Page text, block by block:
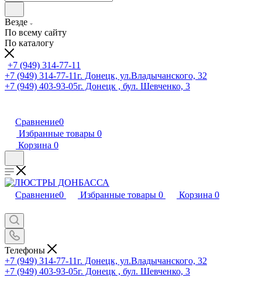
Везде
По всему сайту
По каталогу
+7 (949) 314-77-11
+7 (949) 314-77-11г. Донецк, ул.Владычанского, 32
+7 (949) 403-93-05г. Донецк , бул. Шевченко, 3
Сравнение0
Избранные товары 0
Корзина 0
Сравнение0 Избранные товары 0 Корзина 0
Телефоны
+7 (949) 314-77-11г. Донецк, ул.Владычанского, 32
+7 (949) 403-93-05г. Донецк , бул. Шевченко, 3